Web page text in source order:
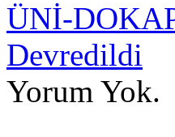
ÜNİ-
Devredildi
Yorum Yok.